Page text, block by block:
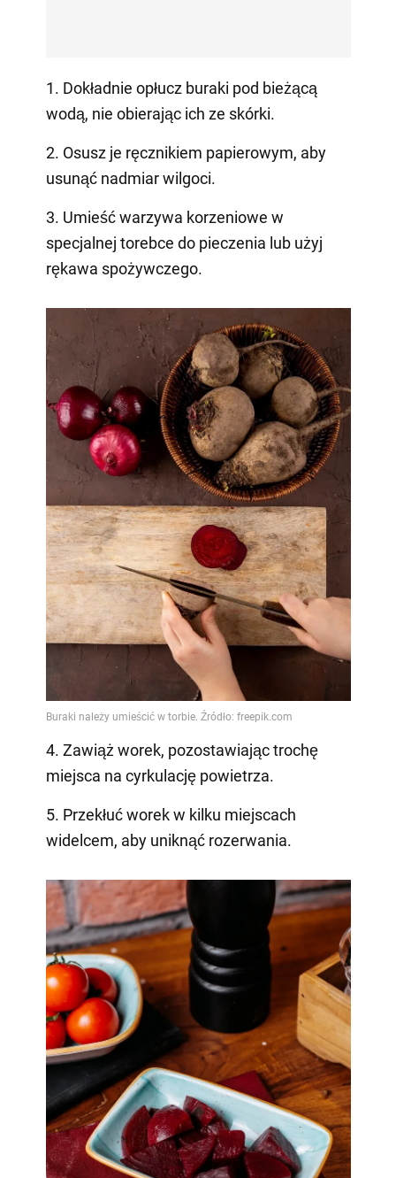
1. Dokładnie opłucz buraki pod bieżącą
wodą, nie obierając ich ze skórki.
2. Osusz je ręcznikiem papierowym, aby
usunąć nadmiar wilgoci.
3. Umieść warzywa korzeniowe w
specjalnej torebce do pieczenia lub użyj
rękawa spożywczego.
4. Zawiąż worek, pozostawiając trochę
miejsca na cyrkulację powietrza.
5. Przekłuć worek w kilku miejscach
widelcem, aby uniknąć rozerwania.